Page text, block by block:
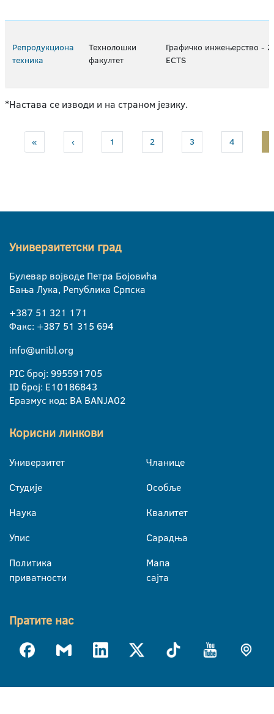
Репродукциона
техника
Технолошки
факултет
Графичко инжењерство -
ECTS
*Настава се изводи и на страном језику.
« ‹ 1 2 3 4
Универзитетски град
Булевар војводе Петра Бојовића
Бања Лука, Република Српска
+387 51 321 171
Факс: +387 51 315 694
info@unibl.org
PIC број: 995591705
ID број: E10186843
Еразмус код: BA BANJA02
Корисни линкови
Универзитет
Студије
Наука
Упис
Политика
приватности
Чланице
Особље
Квалитет
Сарадња
Мапа
сајта
Пратите нас